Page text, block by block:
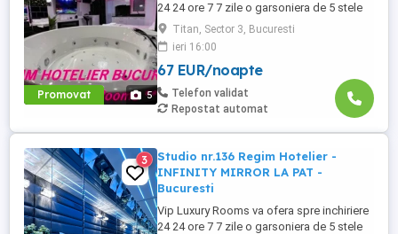
Promovat 5
24 24 ore 7 7 zile o garsoniera de 5 stele
Luxoase cu un desing unic si deosebit in
Sector 3 Bucuresti . Garsoniera se alfa in
Complex Rezidential Nou . Acces Bariera
Monitorizare Video in Complex ( de la
Politia Locala Sector 3 ) Loc de parcare
PRIVAT in complex ...
Titan, Sector 3, Bucuresti
ieri 16:00
67 EUR/noapte
Telefon validat
Repostat automat
3
Studio nr.136 Regim Hotelier -
INFINITY MIRROR LA PAT -
Bucuresti
Vip Luxury Rooms va ofera spre inchiriere
24 24 ore 7 7 zile o garsoniera de 5 stele